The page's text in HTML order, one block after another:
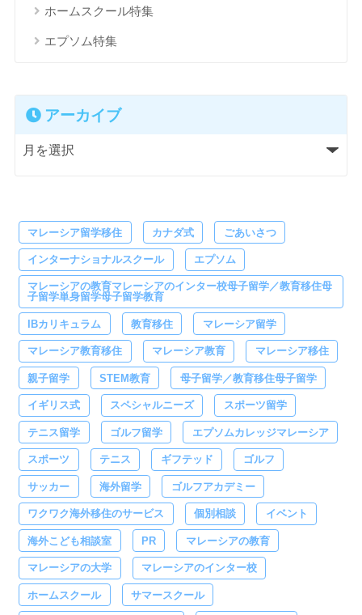
ホームスクール特集
エプソム特集
アーカイブ
マレーシア留学移住 カナダ式 ごあいさつ
インターナショナルスクール エプソム
マレーシアの教育マレーシアのインター校母子留学／教育移住母
子留学単身留学母子留学教育
IBカリキュラム 教育移住 マレーシア留学
マレーシア教育移住 マレーシア教育 マレーシア移住
親子留学 STEM教育 母子留学／教育移住母子留学
イギリス式 スペシャルニーズ スポーツ留学
テニス留学 ゴルフ留学 エプソムカレッジマレーシア
スポーツ テニス ギフテッド ゴルフ
サッカー 海外留学 ゴルフアカデミー
ワクワク海外移住のサービス 個別相談 イベント
海外こども相談室 PR マレーシアの教育
マレーシアの大学 マレーシアのインター校
ホームスクール サマースクール